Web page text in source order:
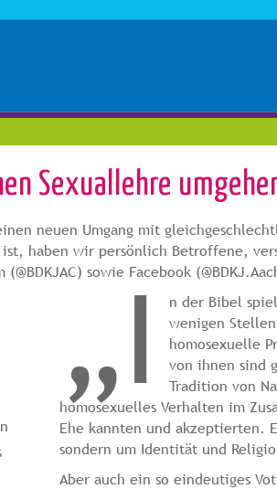
Sexuallehre
neuen Umgang mit
ist, haben wir persönlich Betroffene,
sowie Facebook
„I
n der Bibel
wenigen
homosexuelle
von ihnen sind
Tradition von
homosexuelles Verhalten im
Ehe kannten und akzeptierten.
sondern um Identität und
Aber auch ein so eindeutiges